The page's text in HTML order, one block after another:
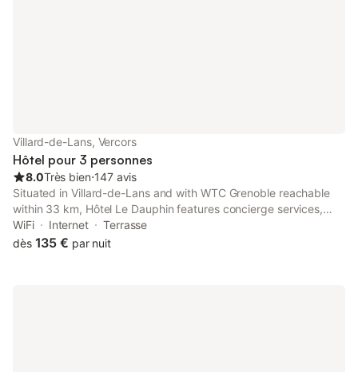
Villard-de-Lans, Vercors
Hôtel pour 3 personnes
8.0Très bien⋅147 avis
Situated in Villard-de-Lans and with WTC Grenoble reachable
within 33 km, Hôtel Le Dauphin features concierge services,
non-smoking rooms, a garden, free WiFi throughout the
property and a terrace.
WiFi Internet
Terrasse
dès 135 € par nuit